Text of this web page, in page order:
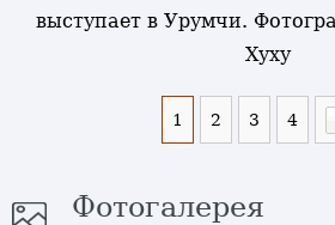
выступает в Урумчи.
Хуху
1 2 3 4
Фотогалерея